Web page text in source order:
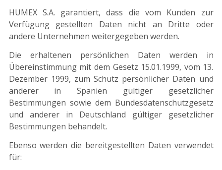
HUMEX S.A. garantiert, dass die vom Kunden zur
Verfügung gestellten Daten nicht an Dritte oder
andere Unternehmen weitergegeben werden.
Die erhaltenen persönlichen Daten werden in
Übereinstimmung mit dem Gesetz 15.01.1999, vom 13.
Dezember 1999, zum Schutz persönlicher Daten und
anderer in Spanien gültiger gesetzlicher
Bestimmungen sowie dem Bundesdatenschutzgesetz
und anderer in Deutschland gültiger gesetzlicher
Bestimmungen behandelt.
Ebenso werden die bereitgestellten Daten verwendet
für: